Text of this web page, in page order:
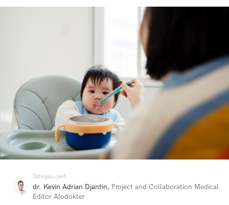
Ditinjau oleh
dr. Kevin Adrian Djantin, Project and Collaboration Medical
Editor Alodokter